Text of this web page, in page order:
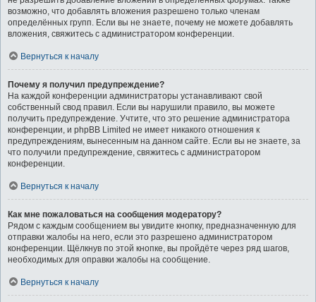
возможно, что добавлять вложения разрешено только членам
определённых групп. Если вы не знаете, почему не можете добавлять
вложения, свяжитесь с администратором конференции.
Вернуться к началу
Почему я получил предупреждение?
На каждой конференции администраторы устанавливают свой
собственный свод правил. Если вы нарушили правило, вы можете
получить предупреждение. Учтите, что это решение администратора
конференции, и phpBB Limited не имеет никакого отношения к
предупреждениям, вынесенным на данном сайте. Если вы не знаете, за
что получили предупреждение, свяжитесь с администратором
конференции.
Вернуться к началу
Как мне пожаловаться на сообщения модератору?
Рядом с каждым сообщением вы увидите кнопку, предназначенную для
отправки жалобы на него, если это разрешено администратором
конференции. Щёлкнув по этой кнопке, вы пройдёте через ряд шагов,
необходимых для оправки жалобы на сообщение.
Вернуться к началу